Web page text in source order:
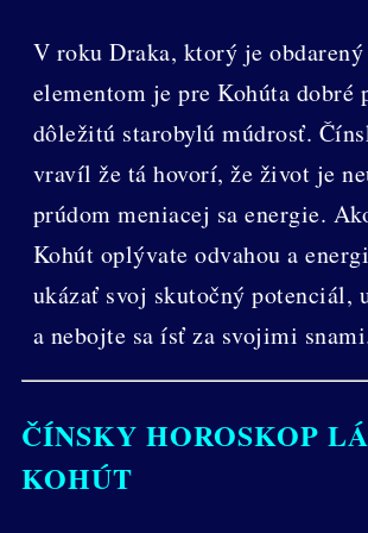
V roku Draka, ktorý je
elementom je pre Kohúta dobré
dôležitú starobylú múdrosť.
vravíl že tá hovorí, že život je
prúdom meniacej sa energie.
Kohút oplývate odvahou a
ukázať svoj skutočný potenciál,
a nebojte sa ísť za svojimi
ČÍNSKY HOROSKOP
KOHÚT